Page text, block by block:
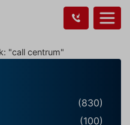
"call centrum"
(830)
(100)